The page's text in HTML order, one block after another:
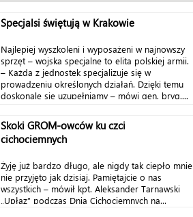
Specjalsi świętują w Krakowie
Najlepiej wyszkoleni i wyposażeni w najnowszy
sprzęt – wojska specjalne to elita polskiej armii.
– Każda z jednostek specjalizuje się w
prowadzeniu określonych działań. Dzięki temu
doskonale się uzupełniamy – mówi gen. bryg....
Skoki GROM-owców ku czci
cichociemnych
Żyję już bardzo długo, ale nigdy tak ciepło mnie
nie przyjęto jak dzisiaj. Pamiętajcie o nas
wszystkich – mówił kpt. Aleksander Tarnawski
„Upłaz” podczas Dnia Cichociemnych na...